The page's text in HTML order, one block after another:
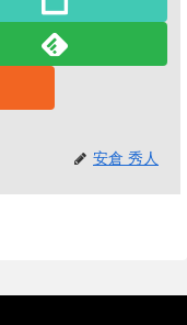
安倉 秀人